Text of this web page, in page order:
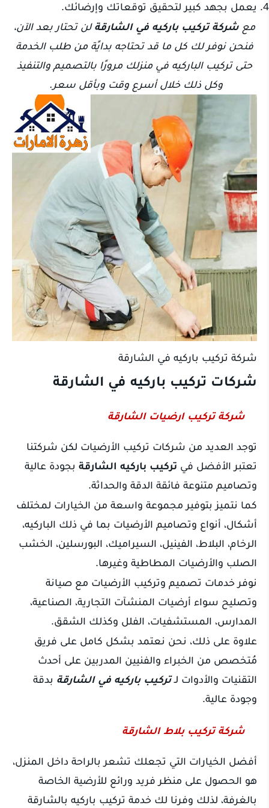
يعمل بجهد كبير لتحقيق توقعاتك وإرضائك.
مع شركة تركيب باركيه في الشارقة لن تحتار بعد الآن،
فنحن نوفر لك كل ما قد تحتاجه بدايًة من طلب الخدمة
حتى تركيب الباركيه في منزلك مرورًا بالتصميم والتنفيذ
وكل ذلك خلال أسرع وقت وبأقل سعر.
شركة تركيب باركيه في الشارقة
شركات تركيب باركيه في الشارقة
شركة تركيب ارضيات الشارقة
توجد العديد من شركات تركيب الأرضيات لكن شركتنا
تعتبر الأفضل في تركيب باركيه الشارقة بجودة عالية
وتصاميم متنوعة فائقة الدقة والحداثة.
كما نتميز بتوفير مجموعة واسعة من الخيارات لمختلف
أشكال، أنواع وتصاميم الأرضيات بما في ذلك الباركيه،
الرخام، البلاط، الفينيل، السيراميك، البورسلين، الخشب
الصلب والأرضيات المطاطية وغيرها.
نوفر خدمات تصميم وتركيب الأرضيات مع صيانة
وتصليح سواء أرضيات المنشآت التجارية، الصناعية،
المدارس، المستشفيات، الفلل وكذلك الشقق.
علاوة على ذلك، نحن نعتمد بشكل كامل على فريق
مُتخصص من الخبراء والفنيين المدربين على أحدث
التقنيات والأدوات لـتركيبباركيه في الشارقة بدقة
وجودة عالية.
شركة تركيب بلاط الشارقة
أفضل الخيارات التي تجعلك تشعر بالراحة داخل المنزل،
هو الحصول على منظر فريد ورائع للأرضية الخاصة
بالغرفة، لذلك وفرنا لك خدمة تركيب باركيه بالشارقة